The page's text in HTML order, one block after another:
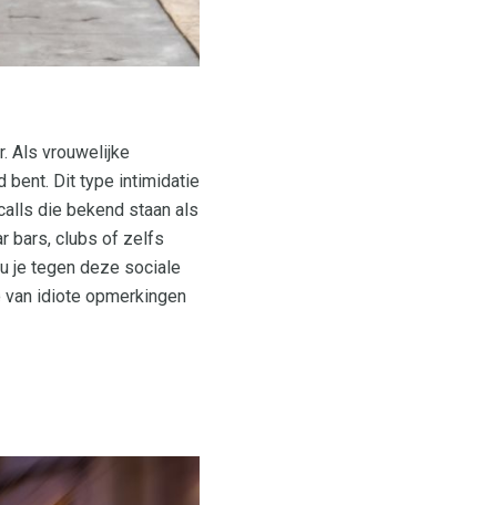
Als vrouwelijke
bent. Dit type intimidatie
die bekend staan ​​als
bars, clubs of zelfs
je tegen deze sociale
van idiote opmerkingen